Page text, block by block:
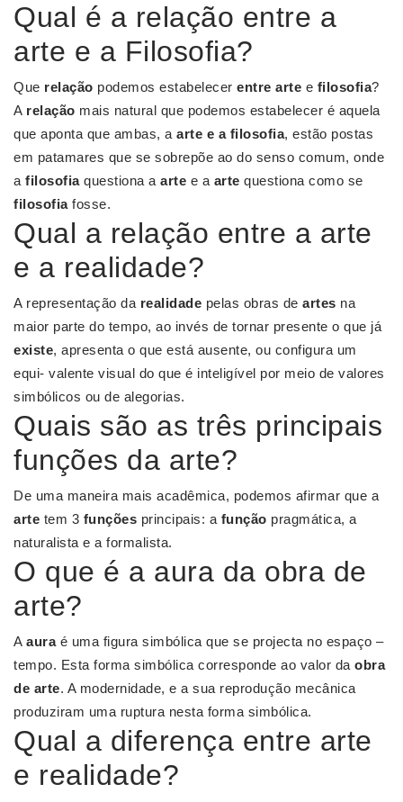
Qual é a relação entre a
arte e a Filosofia?
Que relação podemos estabelecer entre arte e filosofia?
A relação mais natural que podemos estabelecer é aquela
que aponta que ambas, a arte e a filosofia, estão postas
em patamares que se sobrepõe ao do senso comum, onde
a filosofiaquestiona a arte e a arte questiona como se
filosofiafosse.
Qual a relação entre a arte
e a realidade?
A representação da realidade pelas obras de artes na
maior parte do tempo, ao invés de tornar presente o que já
existe, apresenta o que está ausente, ou configura um
equi- valente visual do que é inteligível por meio de valores
simbólicos ou de alegorias.
Quais são as três principais
funções da arte?
De uma maneira mais acadêmica, podemos afirmar que a
arte tem 3 funções principais: a função pragmática, a
naturalista e a formalista.
O que é a aura da obra de
arte?
A auraé uma figura simbólica que se projecta no espaço –
tempo. Esta forma simbólica corresponde ao valor da obra
de arte. A modernidade, e a sua reprodução mecânica
produziram uma ruptura nesta forma simbólica.
Qual a diferença entre arte
e realidade?